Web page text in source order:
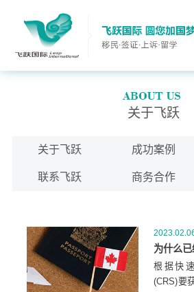
关于飞跃
关于飞跃 成功案例
联系飞跃 商务合作
根据快
(CRS)要